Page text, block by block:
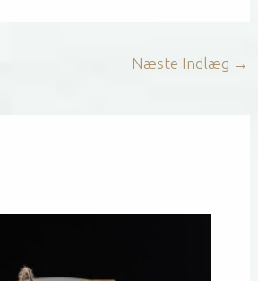
Næste Indlæg →